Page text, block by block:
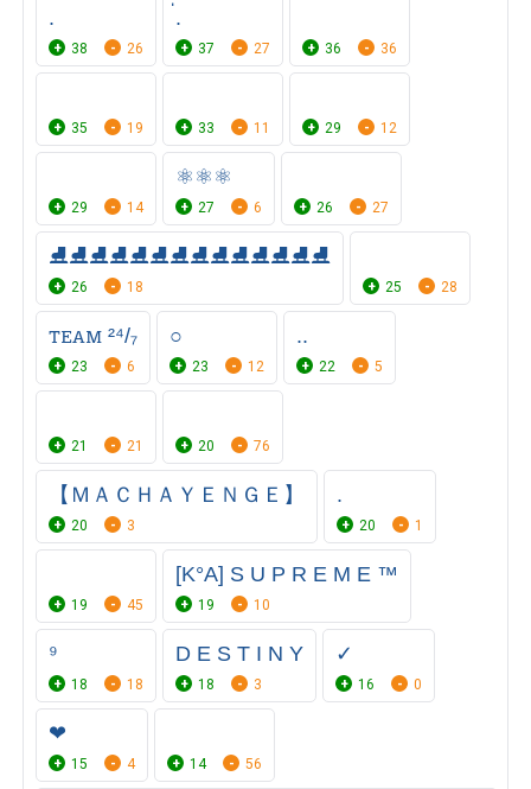
.ㅤㅤㅤㅤㅤㅤㅤㅤㅤㅤㅤㅤㅤㅤ
38 26
่ㅤㅤㅤㅤ.ㅤㅤㅤㅤㅤㅤㅤㅤㅤㅤㅤ
37 27 36 36
35 19 33 11 29 12
29 14
⚛️⚛️⚛️
27 6 26 27
⛸⛸⛸⛸⛸⛸⛸⛸⛸⛸⛸⛸⛸⛸
26 18 25 28
ꭲꭼꭺꮇ ²⁴/₇⁩
23 6
○
23 12
..
22 5
21 21 20 76
【 ＭＡＣＨＡＹＥＮＧＥ】
20 3
.
20 1
19 45
[K°A] S U P R E M E ™
19 10
ㅤㅤㅤㅤㅤㅤㅤㅤㅤㅤㅤㅤ⁹
18 18
D E S T I N Y
18 3
✓
16 0
❤
15 4 14 56